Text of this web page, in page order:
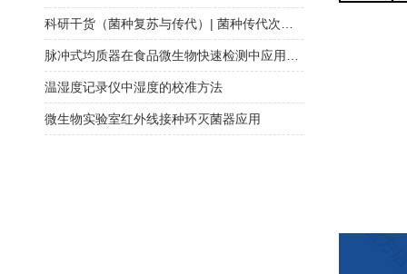
温湿度记录仪中湿度的校准方法
微生物实验室红外线接种环灭菌器应用